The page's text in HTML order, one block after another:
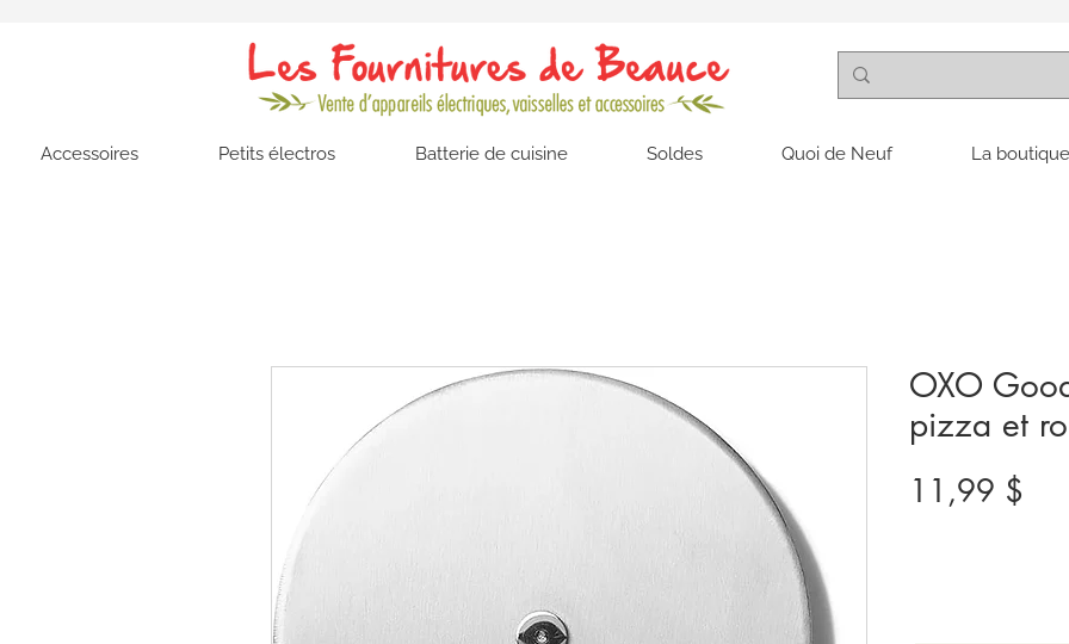
Accessoires Petits électros Batterie de cuisine Soldes Quoi de Neuf La
OXO
pizza et
11,99 $